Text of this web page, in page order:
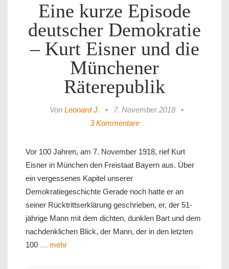
Eine kurze Episode
deutscher Demokratie
– Kurt Eisner und die
Münchener
Räterepublik
Von Leonard J. • 7. November 2018
•
3 Kommentare
Vor 100 Jahren, am 7. November 1918, rief Kurt
Eisner in München den Freistaat Bayern aus. Über
ein vergessenes Kapitel unserer
Demokratiegeschichte Gerade noch hatte er an
seiner Rücktrittserklärung geschrieben, er, der 51-
jährige Mann mit dem dichten, dunklen Bart und dem
nachdenklichen Blick, der Mann, der in den letzten
100 … mehr